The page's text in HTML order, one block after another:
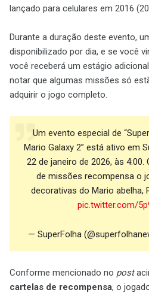
lançado para celulares em 2016
Durante a duração deste evento,
disponibilizado por dia, e se você
você receberá um estágio
notar que algumas missões só
adquirir o jogo completo.
Um evento especial de
Mario Galaxy 2” está ativo em
22 de janeiro de 2026, às
de missões recompensa o
decorativas do Mario abelha,
pic.twitter.com/
— SuperFolha
Conforme mencionado no post
cartelas de recompensa, o